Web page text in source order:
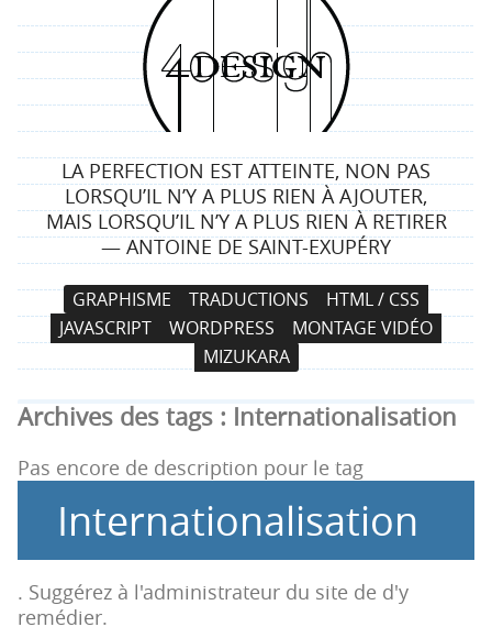
4
d
e
s
i
g
n
LA PERFECTION EST ATTEINTE, NON PAS
LORSQU’IL N’Y A PLUS RIEN À AJOUTER,
MAIS LORSQU’IL N’Y A PLUS RIEN À RETIRER
— ANTOINE DE SAINT-EXUPÉRY
N
a
v
i
g
a
t
i
p
i
A
l
l
e
r
a
u
c
t
n
GRAPHISME TRADUCTIONS
HTML / CSS
JAVASCRIPT
WORDPRESS
MONTAGE VIDÉO
MIZUKARA
Archives des tags : Internationalisation
Pas encore de description pour le tag
Internationalisation
. Suggérez à l'administrateur du site de d'y
remédier.